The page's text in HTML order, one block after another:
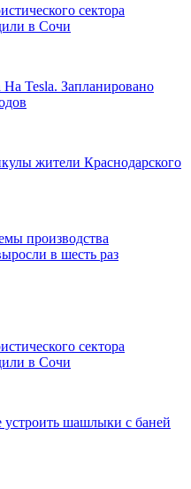
сектора
в Сочи
Tesla. Запланировано
жители Краснодарского
производства
в шесть раз
сектора
в Сочи
устроить шашлыки с баней